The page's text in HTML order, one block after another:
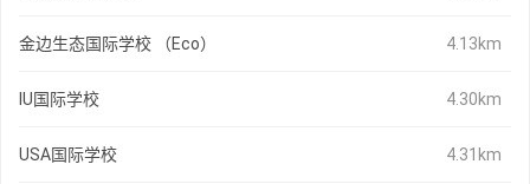
金边生态国际学校 （Eco） 4.13km
IU国际学校 4.30km
USA国际学校 4.31km